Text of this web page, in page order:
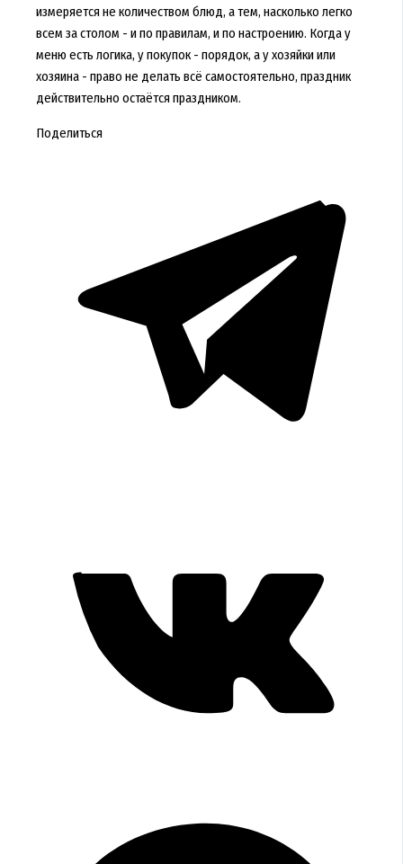
измеряется не количеством блюд, а тем, насколько легко
всем за столом - и по правилам, и по настроению. Когда у
меню есть логика, у покупок - порядок, а у хозяйки или
хозяина - право не делать всё самостоятельно, праздник
действительно остаётся праздником.
Поделиться